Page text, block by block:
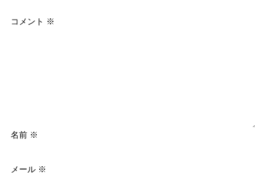
コメント ※
名前 ※
メール ※